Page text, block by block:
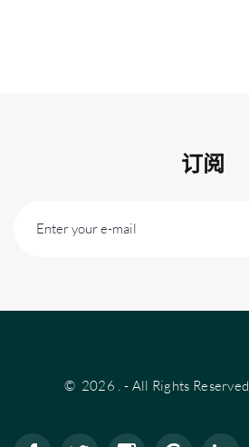
订阅
Enter your e-mail
© 2026 - All Rights Reserved